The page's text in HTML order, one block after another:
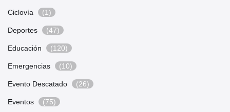
Ciclovía (1)
Deportes (47)
Educación (120)
Emergencias (10)
Evento Descatado (26)
Eventos (75)